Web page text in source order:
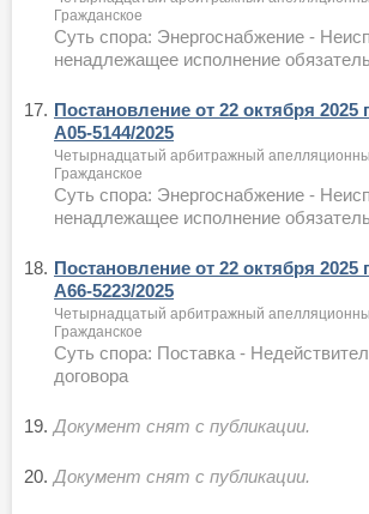
Гражданское
Суть спора: Энергоснабжение -
ненадлежащее исполнение
17. Постановление от 22 октября 2025
А05-5144/2025
Четырнадцатый арбитражный
Гражданское
Суть спора: Энергоснабжение -
ненадлежащее исполнение
18. Постановление от 22 октября 2025
А66-5223/2025
Четырнадцатый арбитражный
Гражданское
Суть спора: Поставка -
договора
19. Документ снят с публикации.
20. Документ снят с публикации.